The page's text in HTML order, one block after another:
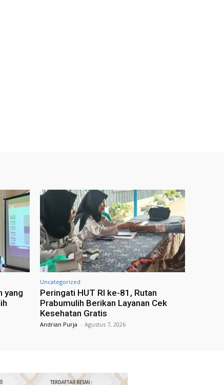
yang
Uncategorized
Peringati HUT RI ke-81, Rutan
Prabumulih Berikan Layanan Cek
Kesehatan Gratis
Andrian Purja - Agustus 7, 2026